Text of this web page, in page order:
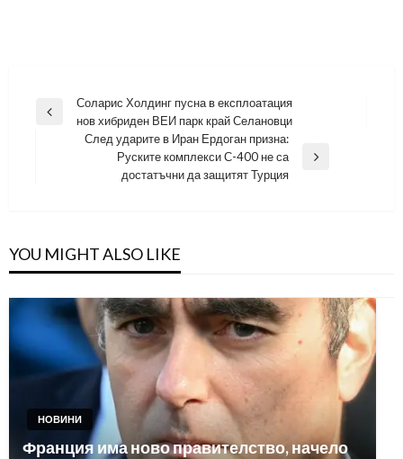
Навигация
Previous
Соларис Холдинг пусна в експлоатация
нов хибриден ВЕИ парк край Селановци
След ударите в Иран Ердоган призна:
Руските комплекси С-400 не са
достатъчни да защитят Турция
YOU MIGHT ALSO LIKE
НОВИНИ
Франция има ново правителство, начело